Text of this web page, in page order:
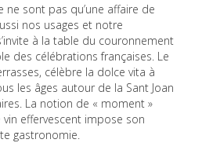
sont pas qu’une affaire de
nos usages et notre
à la table du couronnement
des célébrations françaises. Le
célèbre la dolce vita à
les âges autour de la Sant Joan
La notion de « moment »
effervescent impose son
gastronomie.